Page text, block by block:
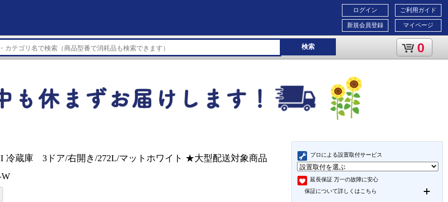
ご利用ガイド
マイページ
ログイン
新規会員登録
検索 0
プロによる設置取付サービス
延長保証 万一の故障に安心
保証について詳しくはこちら
冷蔵庫 3ドア/右開き/272L/マットホワイト ★大型配送対象商品